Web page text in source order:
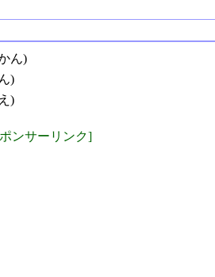
ん)
)
)
ンサーリンク]